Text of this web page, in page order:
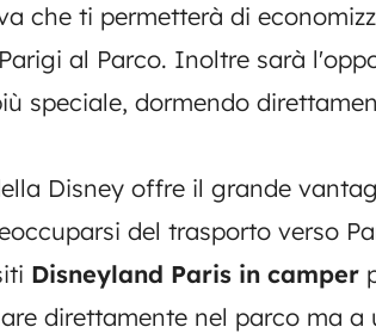
che ti permetterà di
al Parco. Inoltre sarà
speciale, dormendo
Disney offre il grande
del trasporto verso
Disneyland Paris in camper
direttamente nel parco ma a